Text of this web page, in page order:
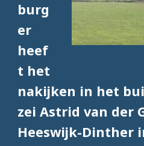
burg
er
heef
t het
nakijken in het
zei Astrid van der
Heeswijk-Dinther